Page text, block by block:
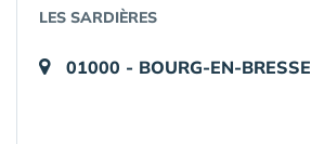
LES SARDIÈRES
01000 - BOURG-EN-BRESSE